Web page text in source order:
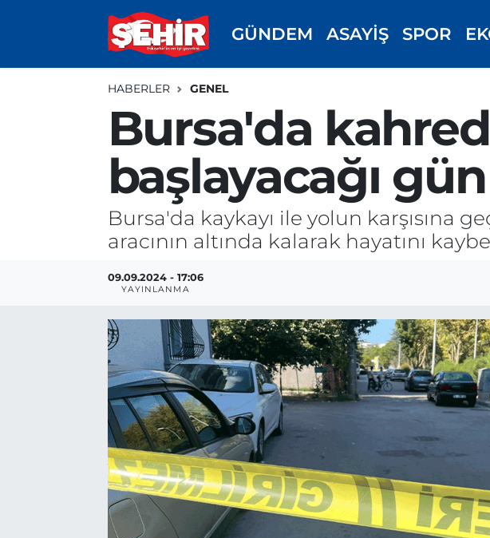
GÜNDEM ASAYİŞ SPOR
HABERLER GENEL
Bursa'da
başlayacağı
Bursa'da kaykayı ile yolun karşısına
aracının altında kalarak hayatını
09.09.2024 - 17:06
YAYINLANMA
EKONOMİ
TEKNOLOJİ
Odunpazarı Nöbetçi Eczaneler
Odunpazarı Trafik Yoğunluk Haritası
TFF 3.Lig 4.Grup Puan Durumu ve Fikstür
Tüm Manşetler